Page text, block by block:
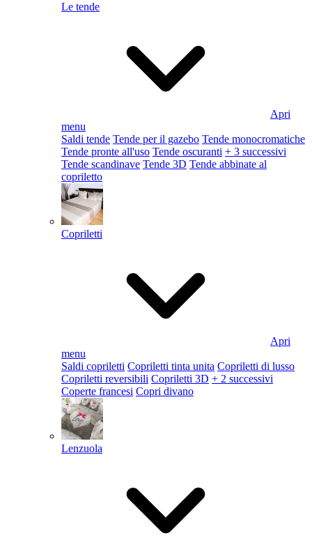
Le tende
Apri
menu
Saldi tende Tende per il gazebo Tende monocromatiche
Tende pronte all'uso Tende oscuranti + 3 successivi
Tende scandinave Tende 3D Tende abbinate al
copriletto
Copriletti
Apri
menu
Saldi copriletti Copriletti tinta unita Copriletti di lusso
Copriletti reversibili Copriletti 3D + 2 successivi
Coperte francesi Copri divano
Lenzuola